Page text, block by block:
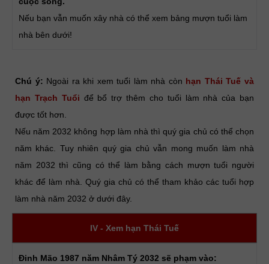
Nếu bạn vẫn muốn xây nhà có thể xem bảng mượn tuổi làm
nhà bên dưới!
Chú ý: Ngoài ra khi xem tuổi làm nhà còn hạn Thái Tuế và
hạn Trạch Tuổi để bổ trợ thêm cho tuổi làm nhà của bạn
được tốt hơn.
Nếu năm 2032 không hợp làm nhà thì quý gia chủ có thể chọn
năm khác. Tuy nhiên quý gia chủ vẫn mong muốn làm nhà
năm 2032 thì cũng có thể làm bằng cách mượn tuổi người
khác để làm nhà. Quý gia chủ có thể tham khảo các tuổi hợp
làm nhà năm 2032 ở dưới đây.
IV - Xem hạn Thái Tuế
Đinh Mão 1987 năm Nhâm Tý 2032 sẽ phạm vào: